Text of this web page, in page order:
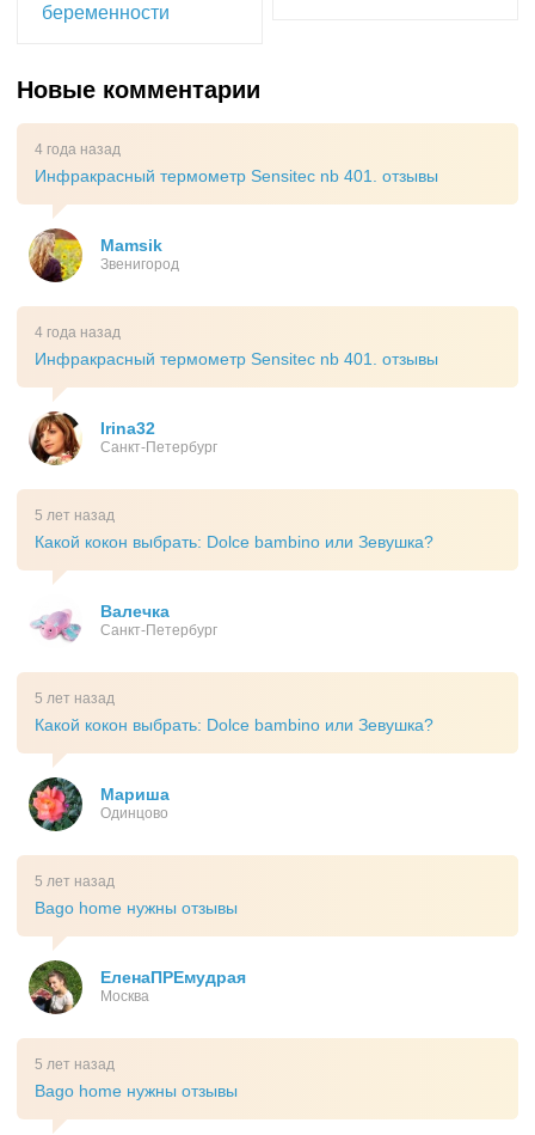
беременности
Новые комментарии
4 года назад
Инфракрасный термометр Sensitec nb 401. отзывы
Mamsik
Звенигород
4 года назад
Инфракрасный термометр Sensitec nb 401. отзывы
Irina32
Санкт-Петербург
5 лет назад
Какой кокон выбрать: Dolce bambino или Зевушка?
Валечка
Санкт-Петербург
5 лет назад
Какой кокон выбрать: Dolce bambino или Зевушка?
Мариша
Одинцово
5 лет назад
Bago home нужны отзывы
ЕленаПРЕмудрая
Москва
5 лет назад
Bago home нужны отзывы